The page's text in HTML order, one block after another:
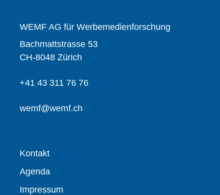
WEMF AG für Werbemedienforschung
Bachmattstrasse 53
CH-8048 Zürich
+41 43 311 76 76
wemf@wemf.ch
Kontakt
Agenda
Impressum